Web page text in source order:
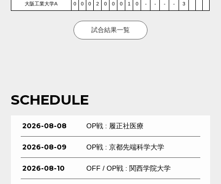
大阪工業大学A 0 0 0 2 0 0 0 1 0 - - - - 3
試合結果一覧
SCHEDULE
2026-08-08 OP戦 : 履正社医療
2026-08-09 OP戦 : 京都先端科学大学
2026-08-10 OFF / OP戦 : 関西学院大学